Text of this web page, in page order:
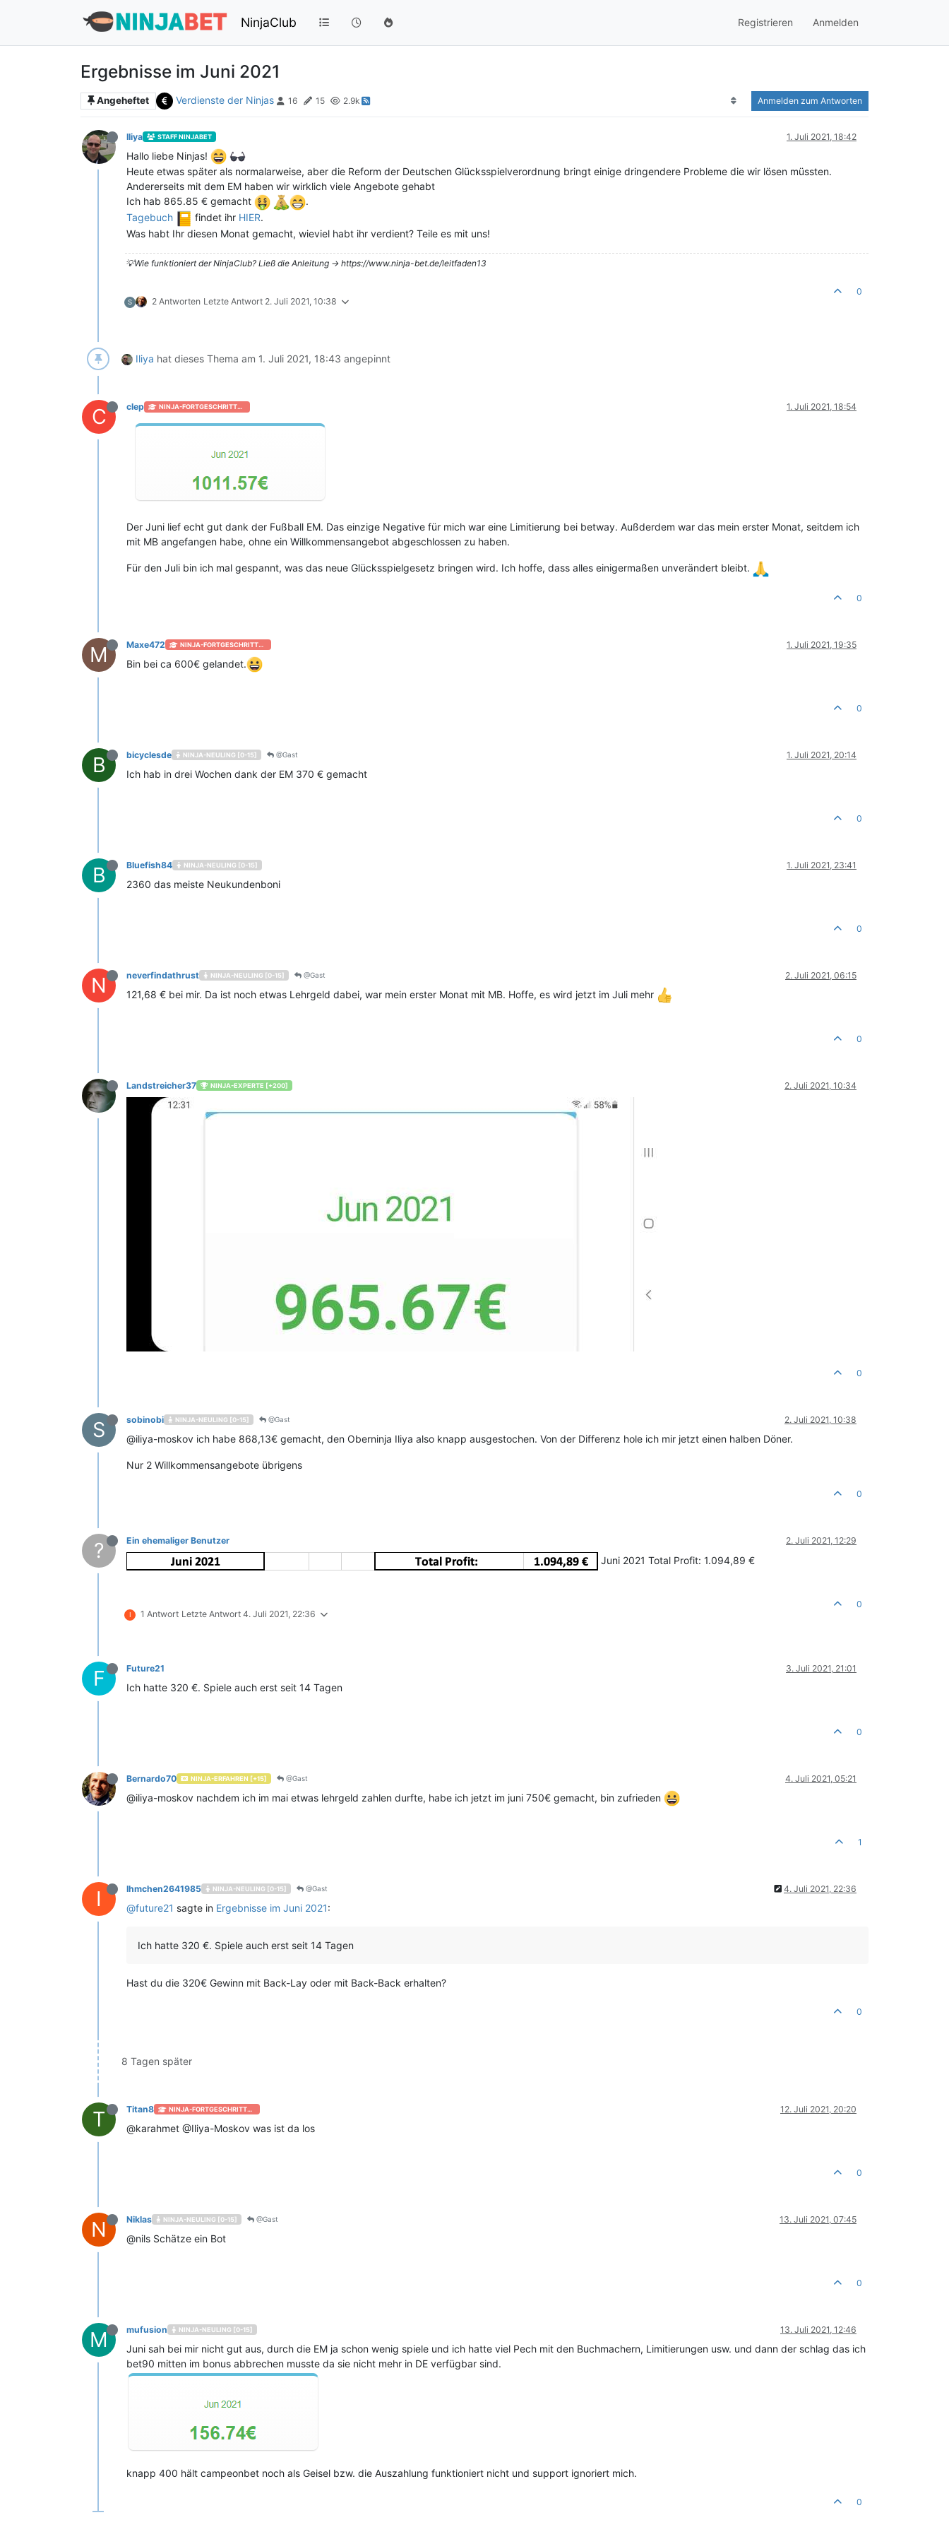
NinjaClub Registrieren Anmelden
Ergebnisse im Juni 2021
Angeheftet Verdienste der Ninjas 16 15 2.9k Anmelden zum Antworten
Iliya STAFF NINJABET 1. Juli 2021, 18:42
Hallo liebe Ninjas!
Heute etwas später als normalarweise, aber die Reform der Deutschen Glücksspielverordnung bringt einige dringendere Probleme die wir lösen müssten.
Andererseits mit dem EM haben wir wirklich viele Angebote gehabt
Ich hab 865.85 € gemacht
.
Tagebuch
findet ihr HIER.
Was habt Ihr diesen Monat gemacht, wieviel habt ihr verdient? Teile es mit uns!
💡Wie funktioniert der NinjaClub? Ließ die Anleitung -> https://www.ninja-bet.de/leitfaden13
S 2 Antworten Letzte Antwort 2. Juli 2021, 10:38
0
Iliya hat dieses Thema am 1. Juli 2021, 18:43 angepinnt
C clep NINJA-FORTGESCHRITTEN [+50] 1. Juli 2021, 18:54
Der Juni lief echt gut dank der Fußball EM. Das einzige Negative für mich war eine Limitierung bei betway. Außderdem war das mein erster Monat, seitdem ich
mit MB angefangen habe, ohne ein Willkommensangebot abgeschlossen zu haben.
Für den Juli bin ich mal gespannt, was das neue Glücksspielgesetz bringen wird. Ich hoffe, dass alles einigermaßen unverändert bleibt.
0
M Maxe472 NINJA-FORTGESCHRITTEN [+50] 1. Juli 2021, 19:35
Bin bei ca 600€ gelandet.
0
B bicyclesde NINJA-NEULING [0-15] @Gast 1. Juli 2021, 20:14
Ich hab in drei Wochen dank der EM 370 € gemacht
0
B Bluefish84 NINJA-NEULING [0-15] 1. Juli 2021, 23:41
2360 das meiste Neukundenboni
0
N neverfindathrust NINJA-NEULING [0-15] @Gast 2. Juli 2021, 06:15
121,68 € bei mir. Da ist noch etwas Lehrgeld dabei, war mein erster Monat mit MB. Hoffe, es wird jetzt im Juli mehr
0
Landstreicher37 NINJA-EXPERTE [+200] 2. Juli 2021, 10:34
0
S sobinobi NINJA-NEULING [0-15] @Gast 2. Juli 2021, 10:38
@iliya-moskov ich habe 868,13€ gemacht, den Oberninja Iliya also knapp ausgestochen. Von der Differenz hole ich mir jetzt einen halben Döner.
Nur 2 Willkommensangebote übrigens
0
? Ein ehemaliger Benutzer 2. Juli 2021, 12:29
Juni 2021 Total Profit: 1.094,89 €
I 1 Antwort Letzte Antwort 4. Juli 2021, 22:36
0
F Future21 3. Juli 2021, 21:01
Ich hatte 320 €. Spiele auch erst seit 14 Tagen
0
Bernardo70 NINJA-ERFAHREN [+15] @Gast 4. Juli 2021, 05:21
@iliya-moskov nachdem ich im mai etwas lehrgeld zahlen durfte, habe ich jetzt im juni 750€ gemacht, bin zufrieden
1
I Ihmchen2641985 NINJA-NEULING [0-15] @Gast 4. Juli 2021, 22:36
@future21 sagte in Ergebnisse im Juni 2021:
Ich hatte 320 €. Spiele auch erst seit 14 Tagen
Hast du die 320€ Gewinn mit Back-Lay oder mit Back-Back erhalten?
0
8 Tagen später
T Titan8 NINJA-FORTGESCHRITTEN [+50] 12. Juli 2021, 20:20
@karahmet @Iliya-Moskov was ist da los
0
N Niklas NINJA-NEULING [0-15] @Gast 13. Juli 2021, 07:45
@nils Schätze ein Bot
0
M mufusion NINJA-NEULING [0-15] 13. Juli 2021, 12:46
Juni sah bei mir nicht gut aus, durch die EM ja schon wenig spiele und ich hatte viel Pech mit den Buchmachern, Limitierungen usw. und dann der schlag das ich
bet90 mitten im bonus abbrechen musste da sie nicht mehr in DE verfügbar sind.
knapp 400 hält campeonbet noch als Geisel bzw. die Auszahlung funktioniert nicht und support ignoriert mich.
0